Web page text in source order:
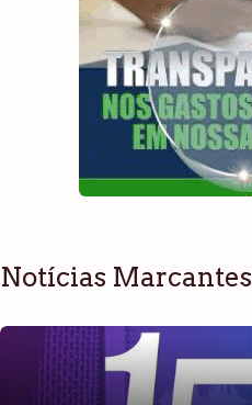
Notícias Marcantes